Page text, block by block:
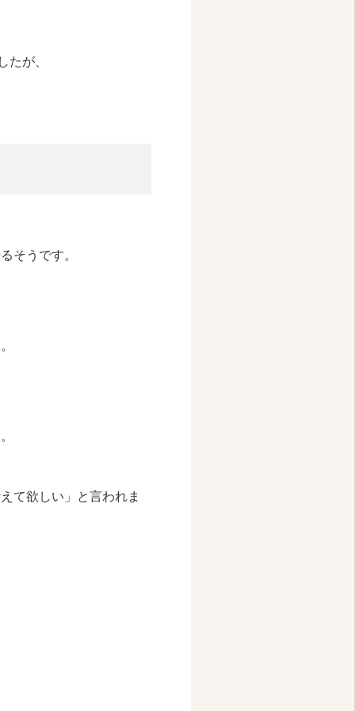
たが、
そうです。
て欲しい」と言われま